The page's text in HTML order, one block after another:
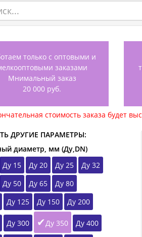
только с оптовыми и
заказами
Мнимальный заказ
20 000 руб.
стоимость заказа будет
ДРУГИЕ ПАРАМЕТРЫ:
диаметр, мм (Ду,DN)
Ду 15 Ду 20 Ду 25
Ду 32
Ду 50 Ду 65
Ду 80
Ду 125 Ду 150 Ду 200
Ду 300 Ду 350 Ду 400